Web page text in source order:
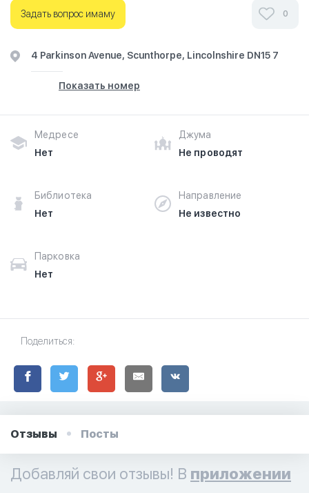
Задать вопрос имаму 0
4 Parkinson Avenue, Scunthorpe, Lincolnshire DN15 7
Показать номер
Медресе
Нет
Джума
Не проводят
Библиотека
Нет
Направление
Не известно
Парковка
Нет
Поделиться:
Отзывы Посты
Добавляй свои отзывы! В приложении